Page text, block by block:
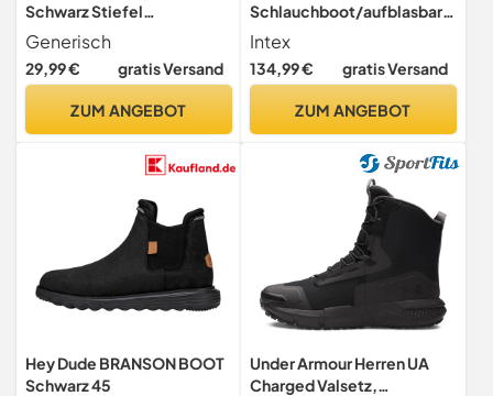
Schwarz Stiefel
Damen,Absatz Kniehoch
Elegant Weiter Schaft
Winter Overknees Leder
Reitstiefel Komfort
Over Shark Boots Schwarz
Generisch
29,99 € gratis Versand
ZUM ANGEBOT
Schlauchboot/aufblasbare
s Kajak, Grün, 351 x 76 x 38
cm
Intex
134,99 € gratis Versand
ZUM ANGEBOT
Hey Dude BRANSON BOOT
Schwarz 45
Under Armour Herren UA
Charged Valsetz,